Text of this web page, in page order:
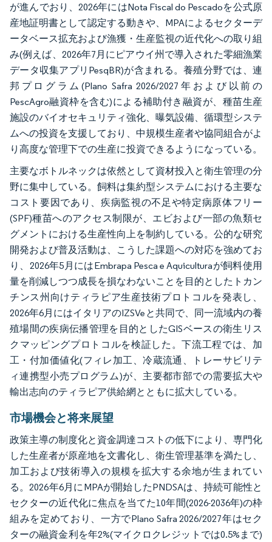
が進んでおり、2026年にはNota Fiscal do Pescadoを公式原
産地証明書として認定する動きや、MPAによるセクターデ
ータベース拡充および漁獲・生産監視の近代化への取り組
み(例えば、2026年7月にピアウイ州で導入された零細漁業
データ収集アプリPesqBR)が含まれる。養殖分野では、連
邦プログラム(Plano Safra 2026/2027年および以前の
PescAgro融資枠を含む)による補助付き融資が、種苗生産
施設のバイオセキュリティ強化、曝気設備、循環型システ
ムへの投資を支援しており、中規模生産者や協同組合がよ
り高度な管理下での生産に投資できるようになっている。
主要なボトルネックは依然として資材投入と衛生管理の分
野に集中している。飼料は集約型システムにおける主要な
コスト要因であり、疾病監視の不足や特定病原体フリー
(SPF)種苗へのアクセス制限が、エビおよび一部の魚類セ
グメントにおける生産性向上を制約している。公的な研究
開発および普及活動は、こうした課題への対応を強めてお
り、2026年5月にはEmbrapa Pesca e Aquiculturaが飼料使用
量を削減しつつ成長を損なわないことを目的としたトカン
チンス州向けティラピア生産技術プロトコルを発表し、
2026年6月にはイタリアのIZSVeと共同で、同一流域内の養
殖場間の疾病伝播管理を目的としたGISベースの衛生リス
クマッピングプロトコルを検証した。下流工程では、加
工・付加価値化(フィレ加工、冷蔵流通、トレーサビリテ
ィ連携型小売プログラム)が、主要都市部での需要拡大や
輸出志向のティラピア供給網とともに拡大している。
市場機会と将来展望
政策主導の制度化と資金調達コストの低下により、専門化
した生産者が原産地を文書化し、衛生管理基準を満たし、
加工および技術導入の規模を拡大する余地が生まれてい
る。2026年6月にMPAが開始したPNDSAは、持続可能性と
セクターの近代化に焦点を当てた10年間(2026-2036年)の枠
組みを定めており、一方でPlano Safra 2026/2027年はセク
ターの融資金利を年2%(マイクロクレジットでは0.5%まで)